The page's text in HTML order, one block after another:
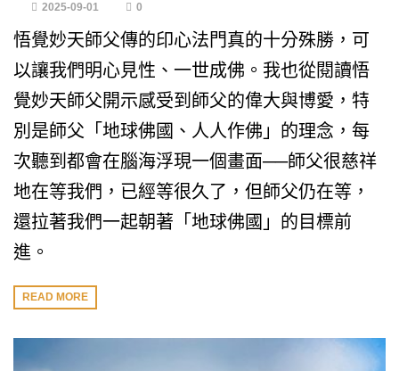
2025-09-01 0
悟覺妙天師父傳的印心法門真的十分殊勝，可
以讓我們明心見性、一世成佛。我也從閱讀悟
覺妙天師父開示感受到師父的偉大與博愛，特
別是師父「地球佛國、人人作佛」的理念，每
次聽到都會在腦海浮現一個畫面──師父很慈祥
地在等我們，已經等很久了，但師父仍在等，
還拉著我們一起朝著「地球佛國」的目標前
進。
READ MORE